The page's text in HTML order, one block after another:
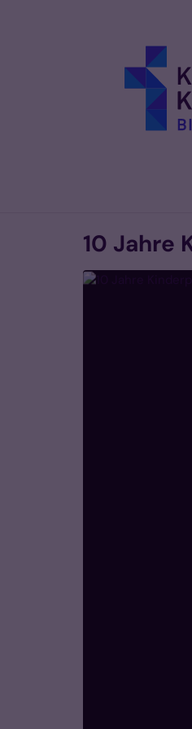
10 Jahre